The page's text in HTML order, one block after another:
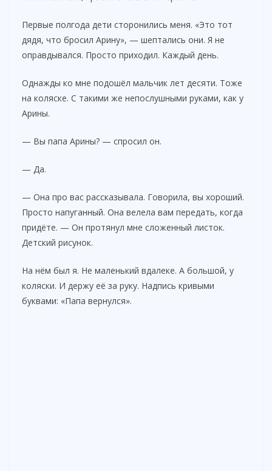
Первые полгода дети сторонились меня. «Это тот
дядя, что бросил Арину», — шептались они. Я не
оправдывался. Просто приходил. Каждый день.
Однажды ко мне подошёл мальчик лет десяти. Тоже
на коляске. С такими же непослушными руками, как у
Арины.
— Вы папа Арины? — спросил он.
— Да.
— Она про вас рассказывала. Говорила, вы хороший.
Просто напуганный. Она велела вам передать, когда
придёте. — Он протянул мне сложенный листок.
Детский рисунок.
На нём был я. Не маленький вдалеке. А большой, у
коляски. И держу её за руку. Надпись кривыми
буквами: «Папа вернулся».